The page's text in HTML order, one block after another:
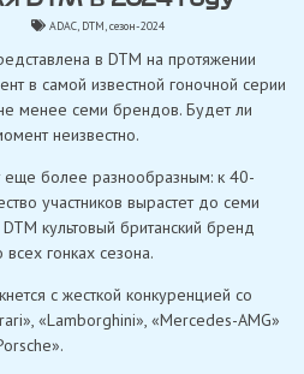
ADAC, DTM,сезон-2024
​​в DTM на протяжении
в самой известной гоночной серии
менее семи брендов. Будет ли
неизвестно.
еще более разнообразным: к 40-
участников вырастет до семи
культовый британский бренд
гонках сезона.
с жесткой конкуренцией со
«Lamborghini», «Mercedes-AMG»